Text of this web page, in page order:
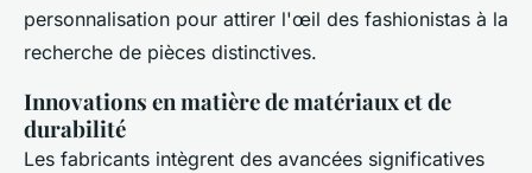
personnalisation pour attirer l'œil des fashionistas à la
recherche de pièces distinctives.
Innovations en matière de matériaux et de
durabilité
Les fabricants intègrent des avancées significatives